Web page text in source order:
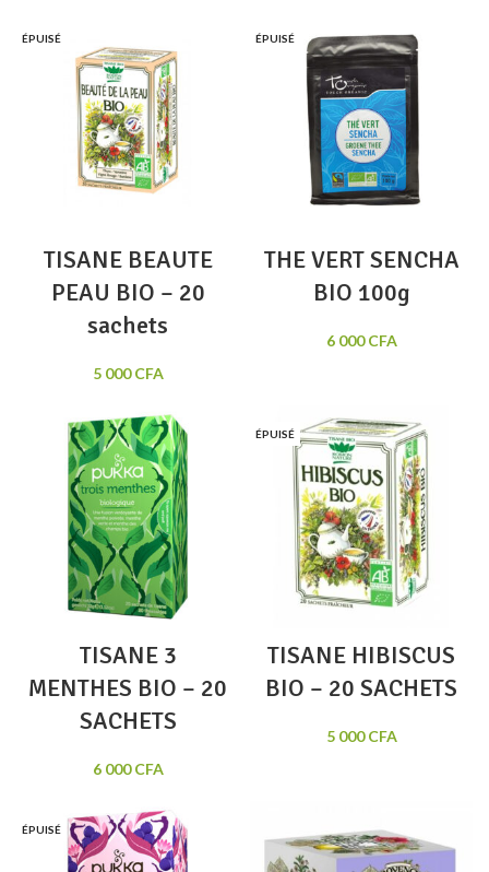
ÉPUISÉ
TISANE BEAUTE
PEAU BIO – 20
sachets
5 000CFA
ÉPUISÉ
THE VERT SENCHA
BIO 100g
6 000CFA
TISANE 3
MENTHES BIO – 20
SACHETS
6 000CFA
ÉPUISÉ
TISANE HIBISCUS
BIO – 20 SACHETS
5 000CFA
ÉPUISÉ